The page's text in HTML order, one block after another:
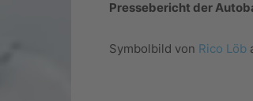
Pressebericht der
Symbolbild von Rico Löb